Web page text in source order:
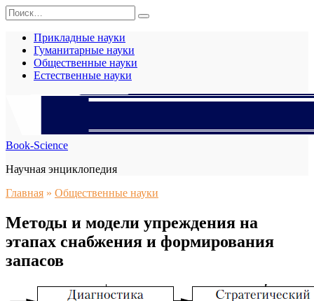
Перейти
к
содержанию
Search
for:
Прикладные науки
Гуманитарные науки
Общественные науки
Естественные науки
Book-Science
Научная энциклопедия
Главная » Общественные науки
Методы и модели упреждения на
этапах снабжения и формирования
запасов